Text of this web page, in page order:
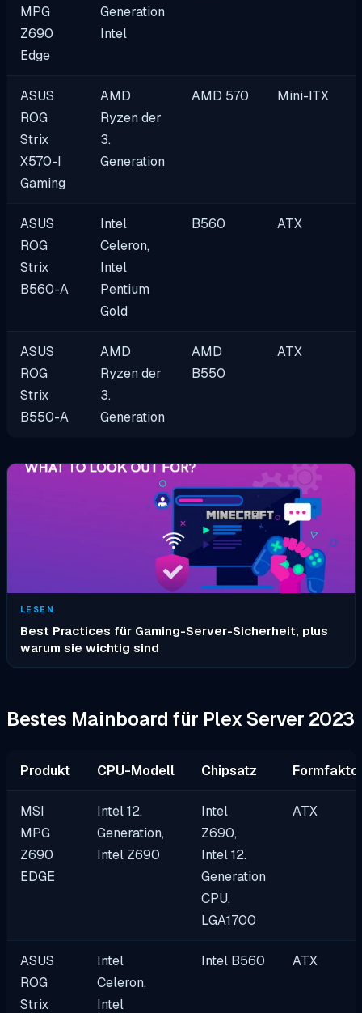
MPG
Z690
Edge
Generation
Intel
ASUS
ROG
Strix
X570-I
Gaming
AMD
Ryzen der
3.
Generation
AMD 570 Mini-ITX
ASUS
ROG
Strix
B560-A
Intel
Celeron,
Intel
Pentium
Gold
B560 ATX
ASUS
ROG
Strix
B550-A
AMD
Ryzen der
3.
Generation
AMD
B550
ATX
LESEN
Best Practices für Gaming-Server-Sicherheit, plus
warum sie wichtig sind
Bestes Mainboard für Plex Server 2023
Produkt CPU-Modell Chipsatz
MSI
MPG
Z690
EDGE
Intel 12.
Generation,
Intel Z690
Intel
Z690,
Intel 12.
Generation
CPU,
LGA1700
ATX
ASUS
ROG
Strix
Intel
Celeron,
Intel
Intel B560 ATX